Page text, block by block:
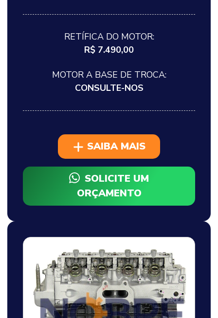
RETÍFICA DO MOTOR:
R$ 7.490,00
MOTOR A BASE DE TROCA:
CONSULTE-NOS
SAIBA MAIS
SOLICITE UM
ORÇAMENTO